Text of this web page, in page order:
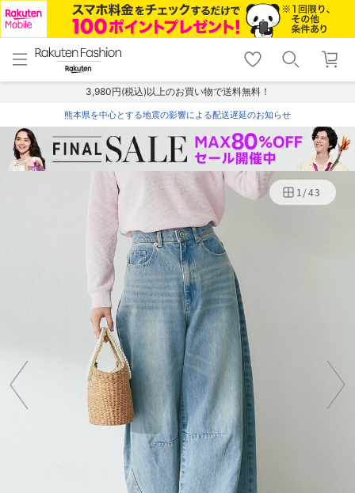
menu home
トップ
shopping_cart lock_outline
ログイン
3,980円(税込)以上のお買い物で送料無料！
熊本県を中心とする地震の影響による配送遅延のお知らせ
1/43